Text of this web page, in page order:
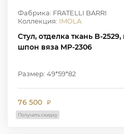
Фабрика: FRATELLI BARRI
Коллекция: IMOLA
Стул, отделка ткань B-
шпон вяза MP-2306
Размер: 49*59*82
76 500 ₽
Получить скидку